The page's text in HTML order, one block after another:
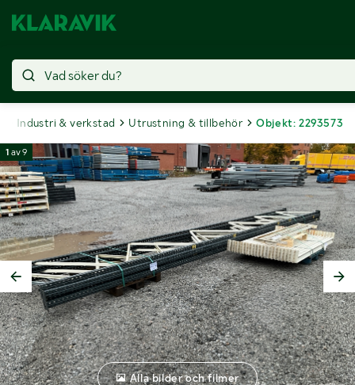
Industri & verkstad Utrustning & tillbehör Objekt: 2293573
1 av9
Alla bilder och filmer